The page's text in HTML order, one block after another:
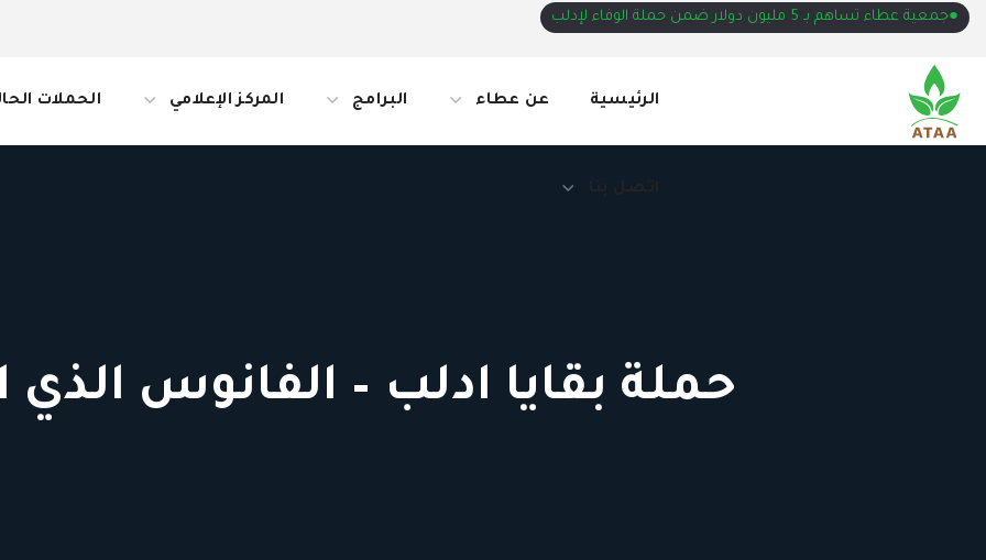
●جمعية عطاء تساهم بـ 5 مليون دولار ضمن حملة الوفاء لإدلب
الرئيسية عن عطاء البرامج المركز الإعلامي الحملات
حملة بقايا ادلب – الفانوس